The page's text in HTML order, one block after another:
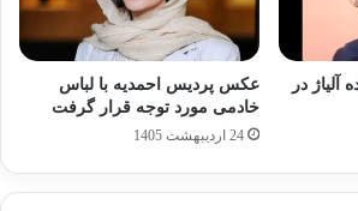
آلیاژ در
عکس پردیس احمدیه با لباس
خادمی مورد توجه قرار گرفت
24 اردیبهشت 1405